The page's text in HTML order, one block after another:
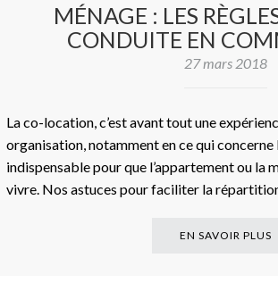
MÉNAGE : LES
CONDUITE EN
27 mars 2018
La co-location, c’est avant tout une
organisation, notamment en ce qui concerne
indispensable pour que l’appartement ou la
vivre. Nos astuces pour faciliter la
EN SAVOIR PLUS